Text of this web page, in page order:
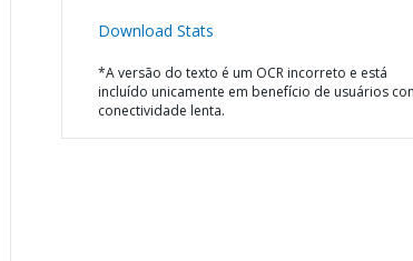
Download Stats
*A versão do texto é um OCR incorreto e está
incluído unicamente em benefício de usuários
conectividade lenta.